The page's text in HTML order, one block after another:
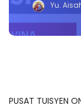
Yu.
PUSAT TUISYEN